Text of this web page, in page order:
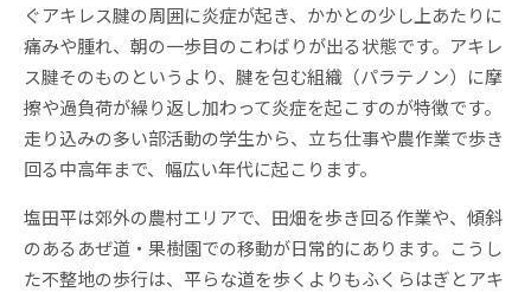
ぐアキレス腱の周囲に炎症が起き、かかとの少し上あたりに
痛みや腫れ、朝の一歩目のこわばりが出る状態です。アキレ
ス腱そのものというより、腱を包む組織（パラテノン）に摩
擦や過負荷が繰り返し加わって炎症を起こすのが特徴です。
走り込みの多い部活動の学生から、立ち仕事や農作業で歩き
回る中高年まで、幅広い年代に起こります。
塩田平は郊外の農村エリアで、田畑を歩き回る作業や、傾斜
のあるあぜ道・果樹園での移動が日常的にあります。こうし
た不整地の歩行は、平らな道を歩くよりもふくらはぎとアキ